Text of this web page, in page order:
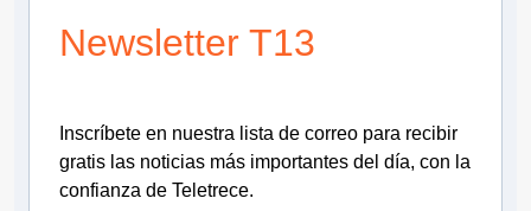
Newsletter T13
Inscríbete en nuestra lista de correo para recibir
gratis las noticias más importantes del día, con la
confianza de Teletrece.